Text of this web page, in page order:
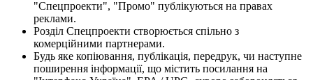
"Спецпроекти", "Промо" публікуються на правах
реклами.
Розділ Спецпроекти створюється спільно з
комерційними партнерами.
Будь яке копіювання, публікація, передрук, чи наступне
поширення інформації, що містить посилання на